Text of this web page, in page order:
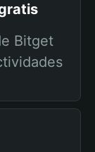
Bitget